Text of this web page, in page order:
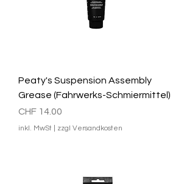
Peaty's Suspension Assembly
Grease (Fahrwerks-Schmiermittel)
Preis
CHF 14.00
inkl. MwSt zzgl Versandkosten